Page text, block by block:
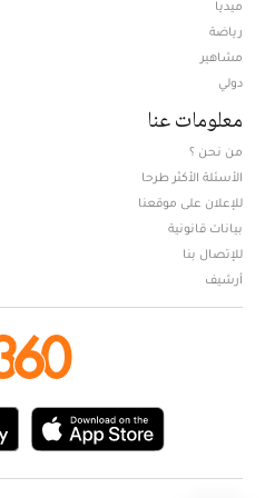
ميديا
رياضة
مشاهير
دولي
معلومات عنا
من نحن ؟
الأسئلة الأكثر طرحا
للإعلان على موقعنا
بيانات قانونية
للإتصال بنا
أرشيف